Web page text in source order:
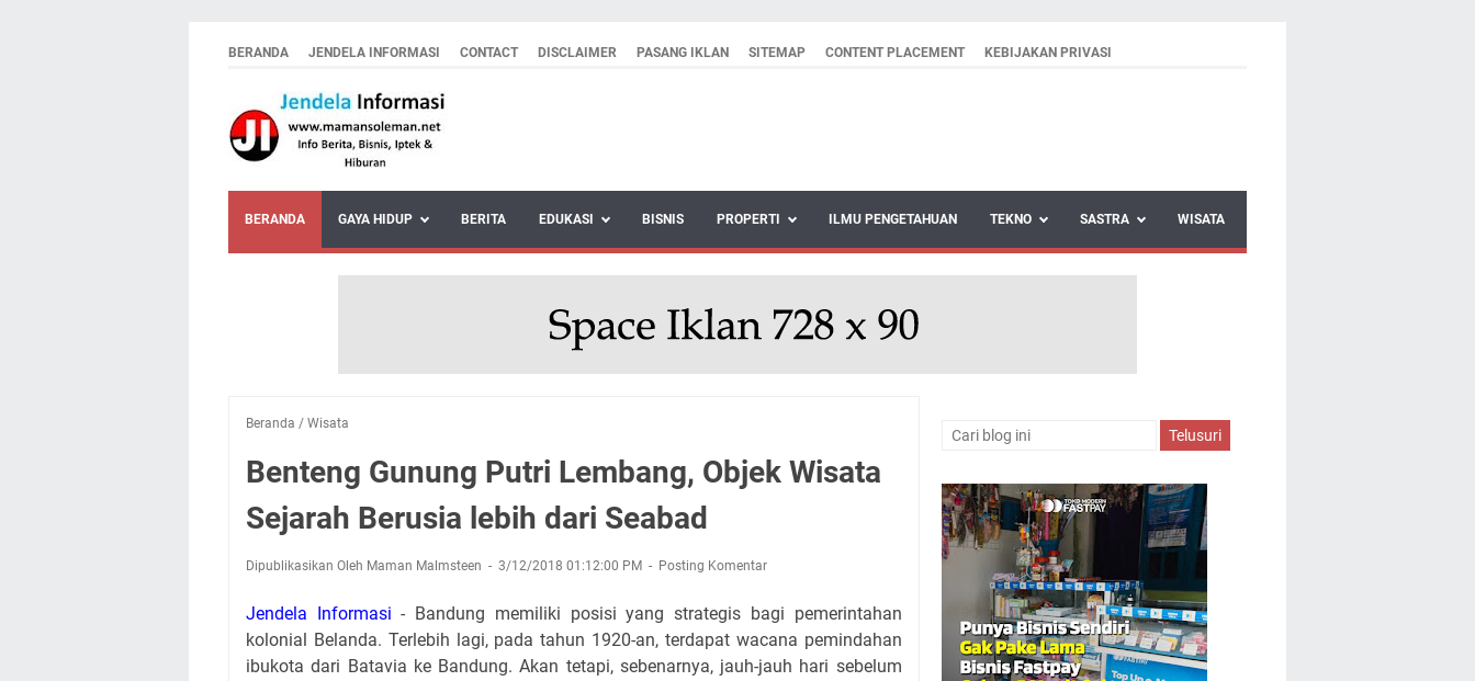
BERANDA JENDELA INFORMASI CONTACT DISCLAIMER PASANG IKLAN SITEMAP CONTENT PLACEMENT KEBIJAKAN PRIVASI
BERANDA GAYA HIDUP BERITA EDUKASI BISNIS PROPERTI ILMU PENGETAHUAN TEKNO SASTRA WISATA
Beranda / Wisata
Benteng Gunung Putri Lembang, Objek Wisata
Sejarah Berusia lebih dari Seabad
Dipublikasikan Oleh Maman Malmsteen 3/12/2018 01:12:00 PM Posting Komentar
Jendela Informasi - Bandung memiliki posisi yang strategis bagi pemerintahan
kolonial Belanda. Terlebih lagi, pada tahun 1920-an, terdapat wacana pemindahan
ibukota dari Batavia ke Bandung. Akan tetapi, sebenarnya, jauh-jauh hari sebelum